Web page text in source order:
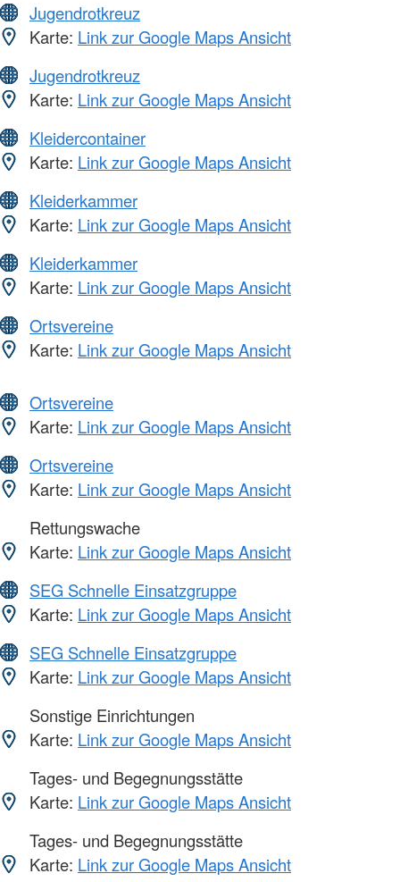
Jugendrotkreuz
Karte: Link zur Google Maps Ansicht
Jugendrotkreuz
Karte: Link zur Google Maps Ansicht
Kleidercontainer
Karte: Link zur Google Maps Ansicht
Kleiderkammer
Karte: Link zur Google Maps Ansicht
Kleiderkammer
Karte: Link zur Google Maps Ansicht
Ortsvereine
Karte: Link zur Google Maps Ansicht
Ortsvereine
Karte: Link zur Google Maps Ansicht
Ortsvereine
Karte: Link zur Google Maps Ansicht
Rettungswache
Karte: Link zur Google Maps Ansicht
SEG Schnelle Einsatzgruppe
Karte: Link zur Google Maps Ansicht
SEG Schnelle Einsatzgruppe
Karte: Link zur Google Maps Ansicht
Sonstige Einrichtungen
Karte: Link zur Google Maps Ansicht
Tages- und Begegnungsstätte
Karte: Link zur Google Maps Ansicht
Tages- und Begegnungsstätte
Karte: Link zur Google Maps Ansicht